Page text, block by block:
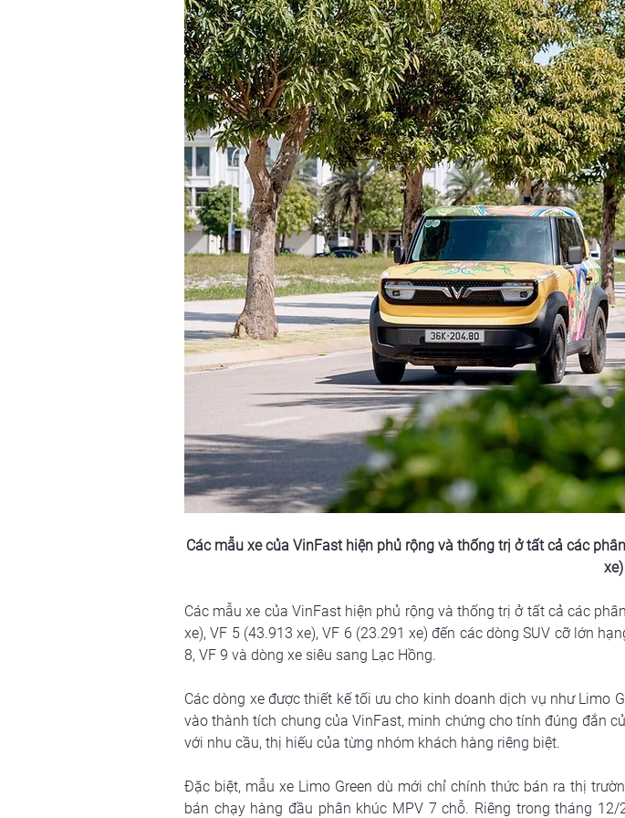
Các mẫu xe của VinFast hiện phủ rộng và thống trị ở tất cả các
xe)
Các mẫu xe của VinFast hiện phủ rộng và thống trị ở tất cả các
xe), VF 5 (43.913 xe), VF 6 (23.291 xe) đến các dòng SUV cỡ lớn
8, VF 9 và dòng xe siêu sang Lạc Hồng.
Các dòng xe được thiết kế tối ưu cho kinh doanh dịch vụ như Limo
vào thành tích chung của VinFast, minh chứng cho tính đúng đắn
với nhu cầu, thị hiếu của từng nhóm khách hàng riêng biệt.
Đặc biệt, mẫu xe Limo Green dù mới chỉ chính thức bán ra thị
bán chạy hàng đầu phân khúc MPV 7 chỗ. Riêng trong tháng